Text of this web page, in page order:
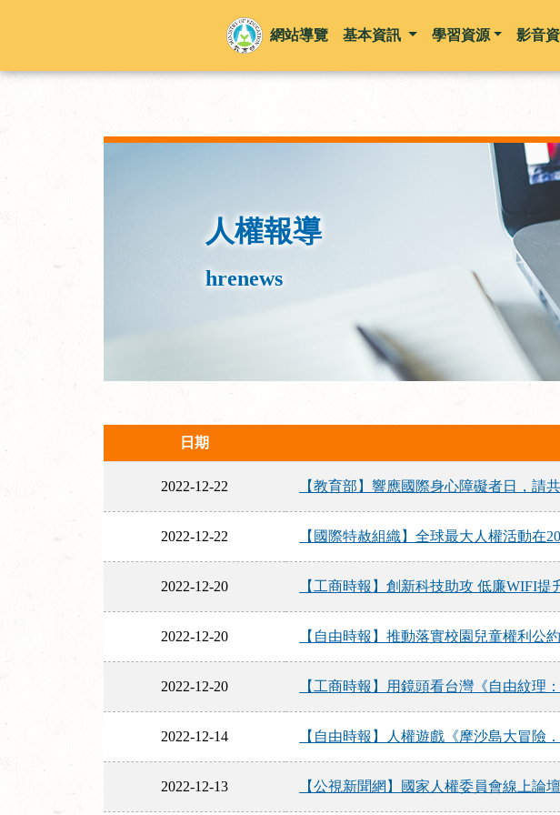
網站導覽 基本資訊 學習資源 影音
人權報導
hrenews
日期
2022-12-22 【教育部】響應國際身心障礙者日，請
2022-12-22 【國際特赦組織】全球最大人權活動在
2022-12-20 【工商時報】創新科技助攻 低廉WIFI提
2022-12-20 【自由時報】推動落實校園兒童權利公
2022-12-20 【工商時報】用鏡頭看台灣《自由紋理
2022-12-14 【自由時報】人權遊戲《摩沙島大冒險
2022-12-13 【公視新聞網】國家人權委員會線上論